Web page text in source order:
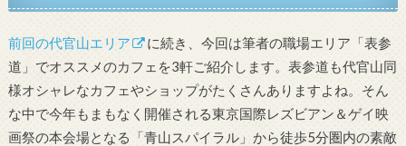
前回の代官山エリア
に続き、今回は筆者の職場エリア「表参
道」でオススメのカフェを3軒ご紹介します。表参道も代官山同
様オシャレなカフェやショップがたくさんありますよね。そん
な中で今年もまもなく開催される東京国際レズビアン＆ゲイ映
画祭の本会場となる「青山スパイラル」から徒歩5分圏内の素敵